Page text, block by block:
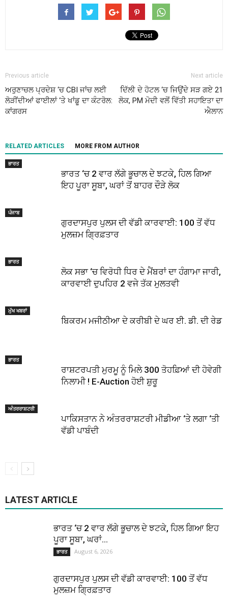
Previous article
ਅਰੁਣਾਚਲ ਪ੍ਰਦੇਸ਼ ‘ਚ CBI ਜਾਂਚ ਲਈ
ਲੋੜੀਂਦੀਆਂ ਫਾਈਲਾਂ ‘ਤੇ ਖਾਂਡੂ ਦਾ ਕੰਟਰੋਲ:
ਕਾਂਗਰਸ
Next article
ਦਿੱਲੀ ਦੇ ਹੋਟਲ ‘ਚ ਜਿਉਂਦੇ ਸੜ ਗਏ 21
ਲੋਕ, PM ਮੋਦੀ ਵਲੋਂ ਵਿੱਤੀ ਸਹਾਇਤਾ ਦਾ
ਐਲਾਨ
RELATED ARTICLES MORE FROM AUTHOR
ਭਾਰਤ
ਭਾਰਤ ‘ਚ 2 ਵਾਰ ਲੱਗੇ ਭੂਚਾਲ ਦੇ ਝਟਕੇ, ਹਿਲ ਗਿਆ
ਇਹ ਪੂਰਾ ਸੂਬਾ, ਘਰਾਂ ਤੋਂ ਬਾਹਰ ਦੌੜੇ ਲੋਕ
ਪੰਜਾਬ
ਗੁਰਦਾਸਪੁਰ ਪੁਲਸ ਦੀ ਵੱਡੀ ਕਾਰਵਾਈ: 100 ਤੋਂ ਵੱਧ
ਮੁਲਜ਼ਮ ਗ੍ਰਿਫ਼ਤਾਰ
ਭਾਰਤ
ਲੋਕ ਸਭਾ ‘ਚ ਵਿਰੋਧੀ ਧਿਰ ਦੇ ਮੈਂਬਰਾਂ ਦਾ ਹੰਗਾਮਾ ਜਾਰੀ,
ਕਾਰਵਾਈ ਦੁਪਹਿਰ 2 ਵਜੇ ਤੱਕ ਮੁਲਤਵੀ
ਮੁੱਖ ਖਬਰਾਂ
ਬਿਕਰਮ ਮਜੀਠੀਆ ਦੇ ਕਰੀਬੀ ਦੇ ਘਰ ਈ. ਡੀ. ਦੀ ਰੇਡ
ਭਾਰਤ
ਰਾਸ਼ਟਰਪਤੀ ਮੁਰਮੂ ਨੂੰ ਮਿਲੇ 300 ਤੋਹਫ਼ਿਆਂ ਦੀ ਹੋਵੇਗੀ
ਨਿਲਾਮੀ ! E-Auction ਹੋਈ ਸ਼ੁਰੂ
ਅੰਤਰਰਾਸ਼ਟਰੀ
ਪਾਕਿਸਤਾਨ ਨੇ ਅੰਤਰਰਾਸ਼ਟਰੀ ਮੀਡੀਆ ‘ਤੇ ਲਗਾ ‘ਤੀ
ਵੱਡੀ ਪਾਬੰਦੀ
LATEST ARTICLE
ਭਾਰਤ ‘ਚ 2 ਵਾਰ ਲੱਗੇ ਭੂਚਾਲ ਦੇ ਝਟਕੇ, ਹਿਲ ਗਿਆ ਇਹ
ਪੂਰਾ ਸੂਬਾ, ਘਰਾਂ...
ਭਾਰਤ August 6, 2026
ਗੁਰਦਾਸਪੁਰ ਪੁਲਸ ਦੀ ਵੱਡੀ ਕਾਰਵਾਈ: 100 ਤੋਂ ਵੱਧ
ਮੁਲਜ਼ਮ ਗ੍ਰਿਫ਼ਤਾਰ